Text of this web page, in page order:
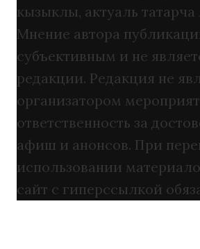
кызыклы, актуаль
Мнение автора
субъективным и не
редакции. Редакция не
организатором
ответственность за
афиш и анонсов. При
использовании
сайт с гиперссылкой